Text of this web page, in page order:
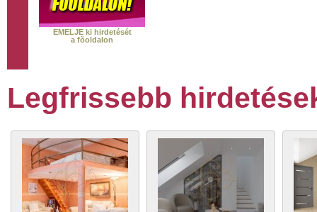
EMELJE ki hirdetését
a fõoldalon
Legfrissebb